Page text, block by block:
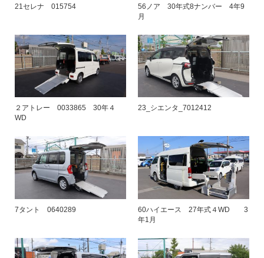
21セレナ 015754
56ノア 30年式8ナンバー 4年9
月
２アトレー 0033865 30年４
WD
23_シエンタ_7012412
7タント 0640289
60ハイエース 27年式４WD 3
年1月